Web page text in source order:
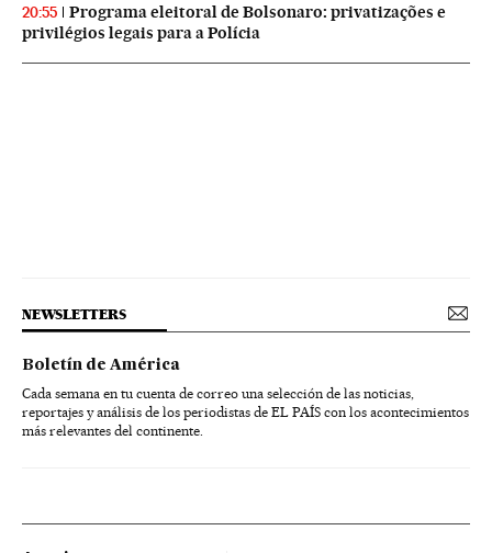
20:55
Programa eleitoral de Bolsonaro: privatizações e
privilégios legais para a Polícia
NEWSLETTERS
Boletín de América
Cada semana en tu cuenta de correo una selección de las noticias,
reportajes y análisis de los periodistas de EL PAÍS con los acontecimientos
más relevantes del continente.